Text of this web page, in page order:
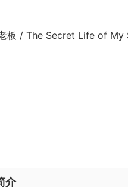
板 / The Secret Life of
介